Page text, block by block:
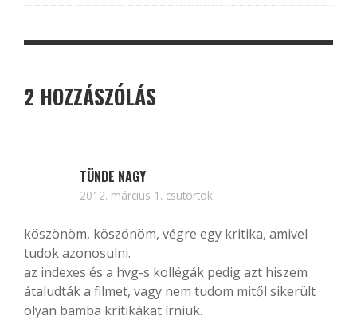
2 HOZZÁSZÓLÁS
TÜNDE NAGY
2012. március 1. csütörtök
köszönöm, köszönöm, végre egy kritika, amivel
tudok azonosulni.
az indexes és a hvg-s kollégák pedig azt hiszem
átaludták a filmet, vagy nem tudom mitől sikerült
olyan bamba kritikákat írniuk.